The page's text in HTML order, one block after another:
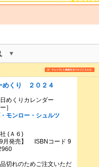
めくり ２０２４
めくりカレンダー
ー］
モンロー・シュルツ
(Ａ６)
月発売】 ISBNコード 9
切れのためご注文いただ